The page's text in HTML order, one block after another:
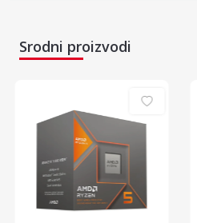
Srodni proizvodi